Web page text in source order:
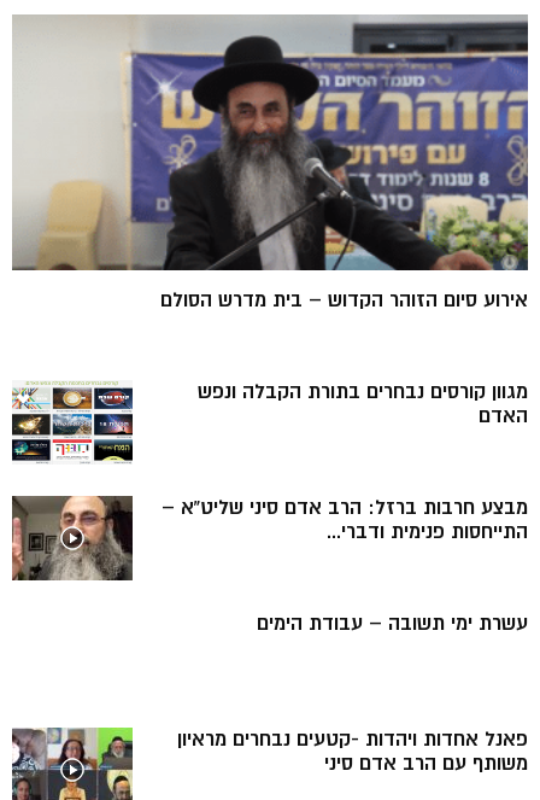
אירוע סיום הזוהר הקדוש – בית מדרש הסולם
מגוון קורסים נבחרים בתורת הקבלה ונפש
האדם
מבצע חרבות ברזל: הרב אדם סיני שליט”א –
התייחסות פנימית ודברי...
עשרת ימי תשובה – עבודת הימים
פאנל אחדות ויהדות -קטעים נבחרים מראיון
משותף עם הרב אדם סיני